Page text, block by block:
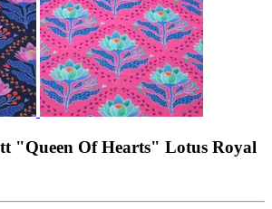
"Queen Of Hearts" Lotus Royal